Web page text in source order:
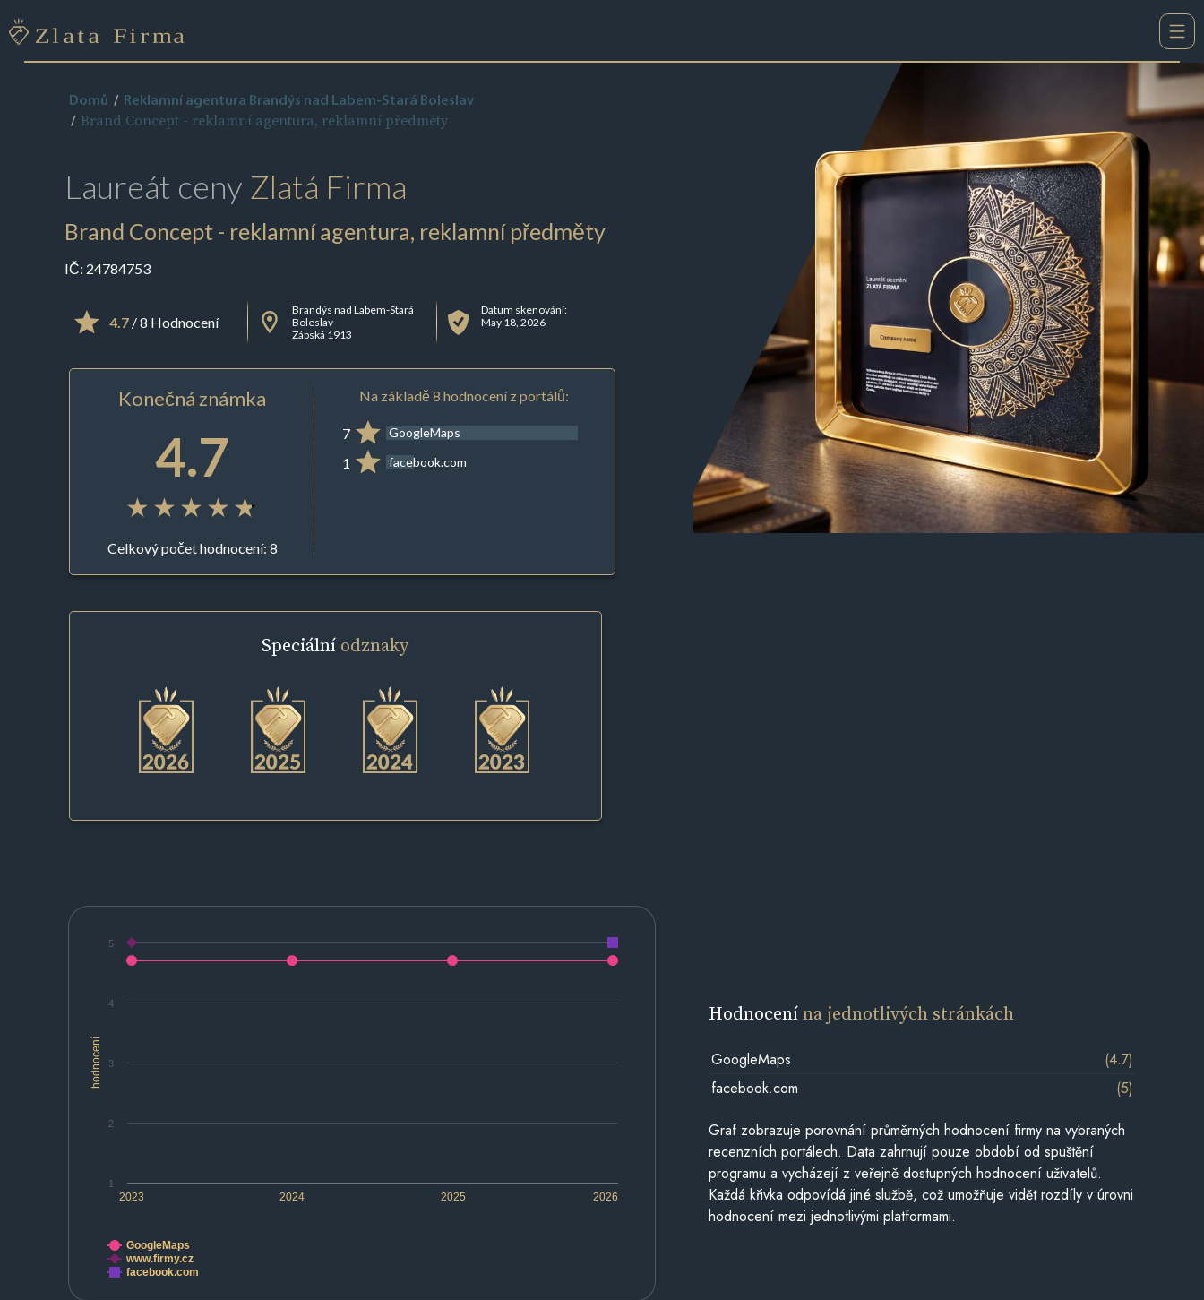
Domů Reklamní agentura Brandýs nad Labem-Stará Boleslav
Brand Concept - reklamní agentura, reklamní předměty
Laureát ceny Zlatá Firma
Brand Concept - reklamní agentura, reklamní předměty
IČ: 24784753
4.7/ 8 Hodnocení
Brandýs nad Labem-Stará
Boleslav
Zápská 1913
Datum skenování:
May 18, 2026
Konečná známka
4.7
Celkový počet hodnocení: 8
Na základě 8 hodnocení z portálů:
7 GoogleMaps
1 facebook.com
Speciální odznaky
hodnocení
2023 2024 2025 2026
1
2
3
4
5
GoogleMaps
www.firmy.cz
facebook.com
Hodnocenína jednotlivých stránkách
GoogleMaps
(4.7)
facebook.com
(5)
Graf zobrazuje porovnání průměrných hodnocení firmy na vybraných
recenzních portálech. Data zahrnují pouze období od spuštění
programu a vycházejí z veřejně dostupných hodnocení uživatelů.
Každá křivka odpovídá jiné službě, což umožňuje vidět rozdíly v úrovni
hodnocení mezi jednotlivými platformami.